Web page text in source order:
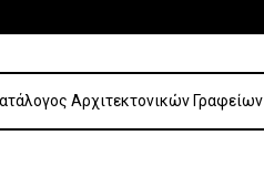
Αρχιτεκτονικών Γραφείων